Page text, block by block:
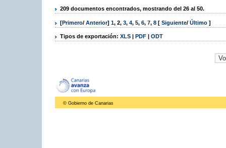
209 documentos encontrados, mostrando del 26 al 50.
[Primero/ Anterior] 1, 2, 3, 4, 5, 6, 7, 8 [ Siguiente/ Último ]
Tipos de exportación: XLS | PDF | ODT
© Gobierno de Canarias